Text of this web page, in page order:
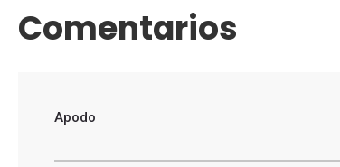
Comentarios
Apodo